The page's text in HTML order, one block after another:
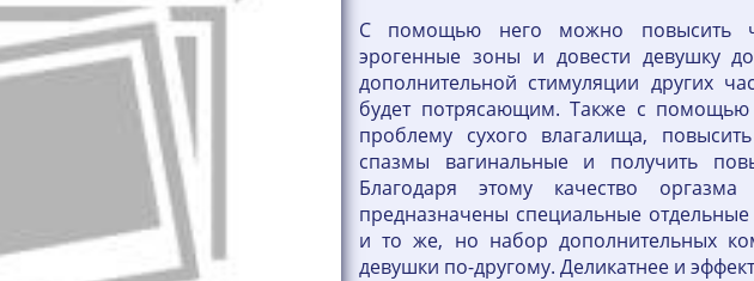
С помощью него можно повысить
эрогенные зоны и довести девушку
дополнительной стимуляции других
будет потрясающим. Также с помощью
проблему сухого влагалища,
спазмы вагинальные и получить
Благодаря этому качество
предназначены специальные
и то же, но набор дополнительных
девушки по-другому. Деликатнее и